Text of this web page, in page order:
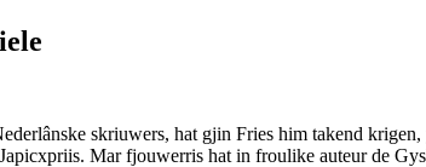
skriuwers, hat gjin Fries him takend krigen,
Mar fjouwerris hat in froulike auteur de